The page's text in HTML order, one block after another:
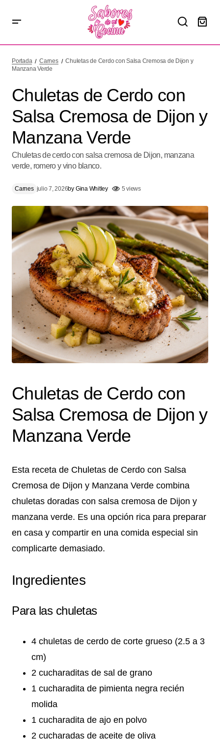
Manzana Verde
Portada Carnes
Chuletas de Cerdo con Salsa Cremosa de Dijon y
Manzana Verde
Chuletas de Cerdo con
Salsa Cremosa de Dijon y
Manzana Verde
Chuletas de cerdo con salsa cremosa de Dijon, manzana
verde, romero y vino blanco.
Carnes julio 7, 2026by Gina Whitley 5 views
Chuletas de Cerdo con
Salsa Cremosa de Dijon y
Manzana Verde
Esta receta de Chuletas de Cerdo con Salsa
Cremosa de Dijon y Manzana Verde combina
chuletas doradas con salsa cremosa de Dijon y
manzana verde. Es una opción rica para preparar
en casa y compartir en una comida especial sin
complicarte demasiado.
Ingredientes
Para las chuletas
4 chuletas de cerdo de corte grueso (2.5 a 3
cm)
2 cucharaditas de sal de grano
1 cucharadita de pimienta negra recién
molida
1 cucharadita de ajo en polvo
2 cucharadas de aceite de oliva